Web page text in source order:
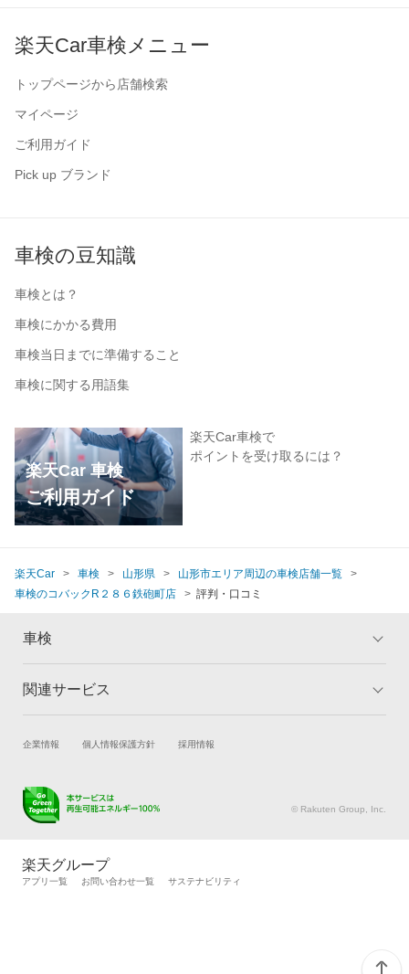
楽天Car車検メニュー
トップページから店舗検索
マイページ
ご利用ガイド
Pick up ブランド
車検の豆知識
車検とは？
車検にかかる費用
車検当日までに準備すること
車検に関する用語集
楽天Car 車検
ご利用ガイド
楽天Car車検で
ポイントを受け取るには？
楽天Car 車検 山形県
山形市エリア周辺の車検店舗一覧
車検のコバックR２８６鉄砲町店
評判・口コミ
車検
トップ
車検の基礎知識 キャンペーン一覧
関連サービス
試乗・商談 新車購入
キズ修理予約
メンテナンス管理
タイヤ交換サービス
自動車カタログ 自動車保険
企業情報 個人情報保護方針 採用情報
© Rakuten Group, Inc.
楽天グループ
アプリ一覧 お問い合わせ一覧 サステナビリティ